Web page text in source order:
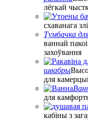
лёгкай
схаванага
Тумбачка
ваннай
захоўвання
швабры
для
для
кабіны з